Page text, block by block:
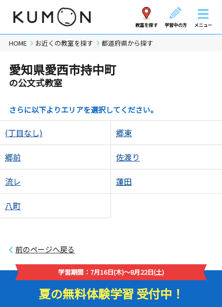
教室を探す 学習中の方 メニュー
HOME お近くの教室を探す 都道府県から探す
愛知県愛西市持中町
の公文式教室
さらに以下よりエリアを選択してください。
(丁目なし) 郷東
郷前 佐渡り
流レ 蓮田
八町
前のページへ戻る
学習期間：7月16日(木)～8月22日(土)
夏の無料体験学習 受付中！